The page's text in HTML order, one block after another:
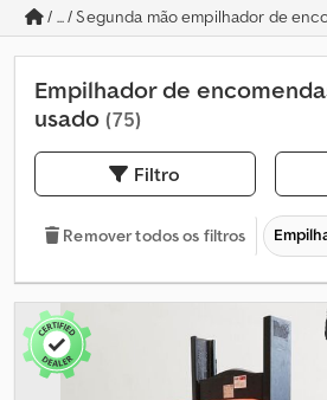
/ ... / Segunda mão empilhador de
Empilhador de
usado (75)
Filtro
Remover todos os filtros